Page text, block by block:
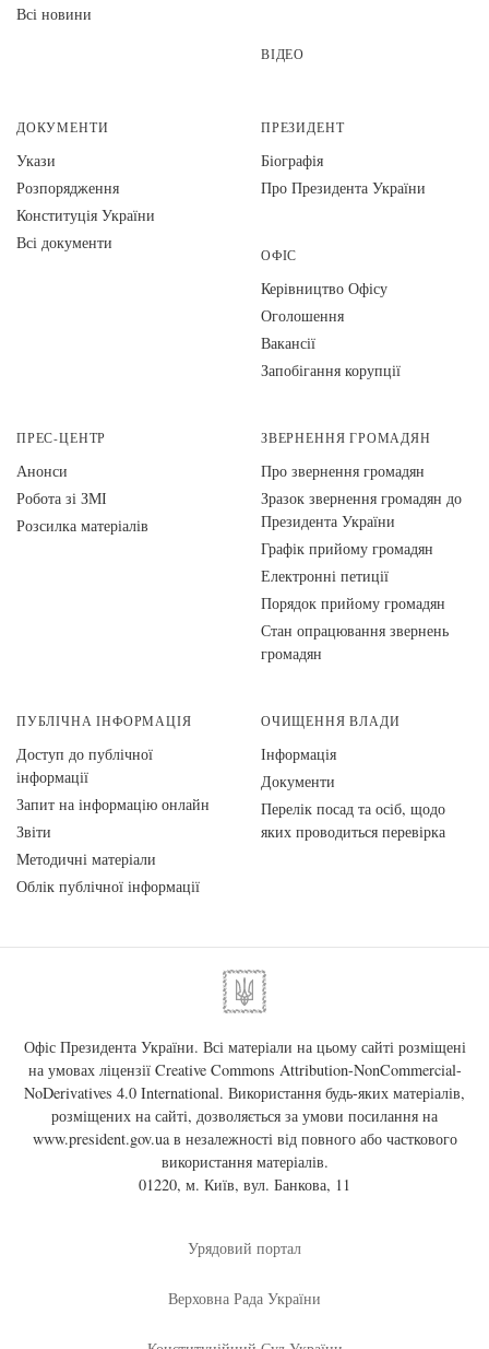
Всі новини
ВІДЕО
ДОКУМЕНТИ
Укази
Розпорядження
Конституція України
Всі документи
ПРЕЗИДЕНТ
Біографія
Про Президента України
ОФІС
Керівництво Офісу
Оголошення
Вакансії
Запобігання корупції
ПРЕС-ЦЕНТР
Анонси
Робота зі ЗМІ
Розсилка матеріалів
ЗВЕРНЕННЯ ГРОМАДЯН
Про звернення громадян
Зразок звернення громадян до
Президента України
Графік прийому громадян
Електронні петиції
Порядок прийому громадян
Стан опрацювання звернень
громадян
ПУБЛІЧНА ІНФОРМАЦІЯ
Доступ до публічної
інформації
Запит на інформацію онлайн
Звіти
Методичні матеріали
Облік публічної інформації
ОЧИЩЕННЯ ВЛАДИ
Інформація
Документи
Перелік посад та осіб, щодо
яких проводиться перевірка
Офіс Президента України. Всі матеріали на цьому сайті розміщені
на умовах ліцензії Creative Commons Attribution-NonCommercial-
NoDerivatives 4.0 International. Використання будь-яких матеріалів,
розміщених на сайті, дозволяється за умови посилання на
www.president.gov.uaв незалежності від повного або часткового
використання матеріалів.
01220, м. Київ, вул. Банкова, 11
Урядовий портал
Верховна Рада України